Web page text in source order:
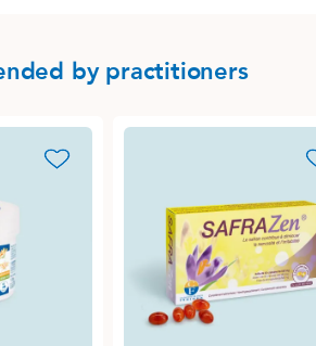
by practitioners
favorite_border